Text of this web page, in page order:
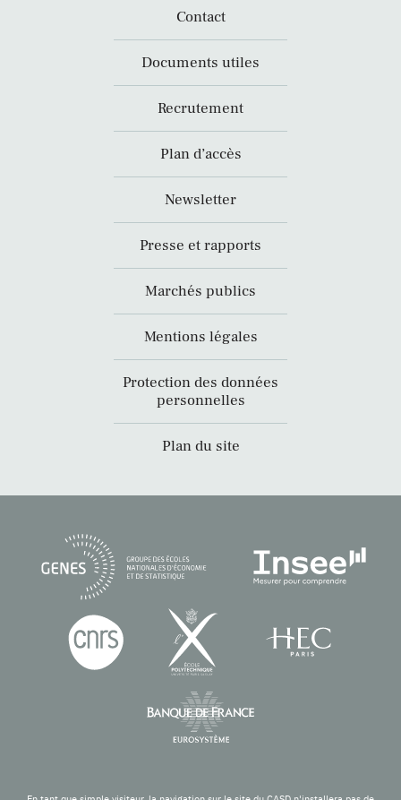
Contact
Documents utiles
Recrutement
Plan d’accès
Newsletter
Presse et rapports
Marchés publics
Mentions légales
Protection des données
personnelles
Plan du site